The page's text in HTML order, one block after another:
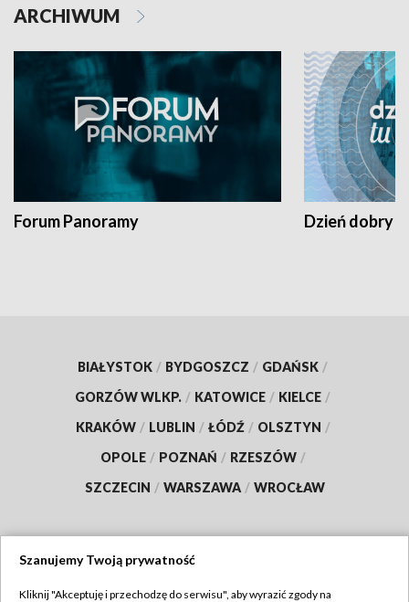
ARCHIWUM
Forum Panoramy Dzień dobry
BIAŁYSTOK / BYDGOSZCZ / GDAŃSK /
GORZÓW WLKP. / KATOWICE / KIELCE /
KRAKÓW / LUBLIN / ŁÓDŹ / OLSZTYN /
OPOLE / POZNAŃ / RZESZÓW /
SZCZECIN / WARSZAWA / WROCŁAW
Szanujemy Twoją prywatność
Kliknij "Akceptuję i przechodzę do serwisu", aby wyrazić zgody na